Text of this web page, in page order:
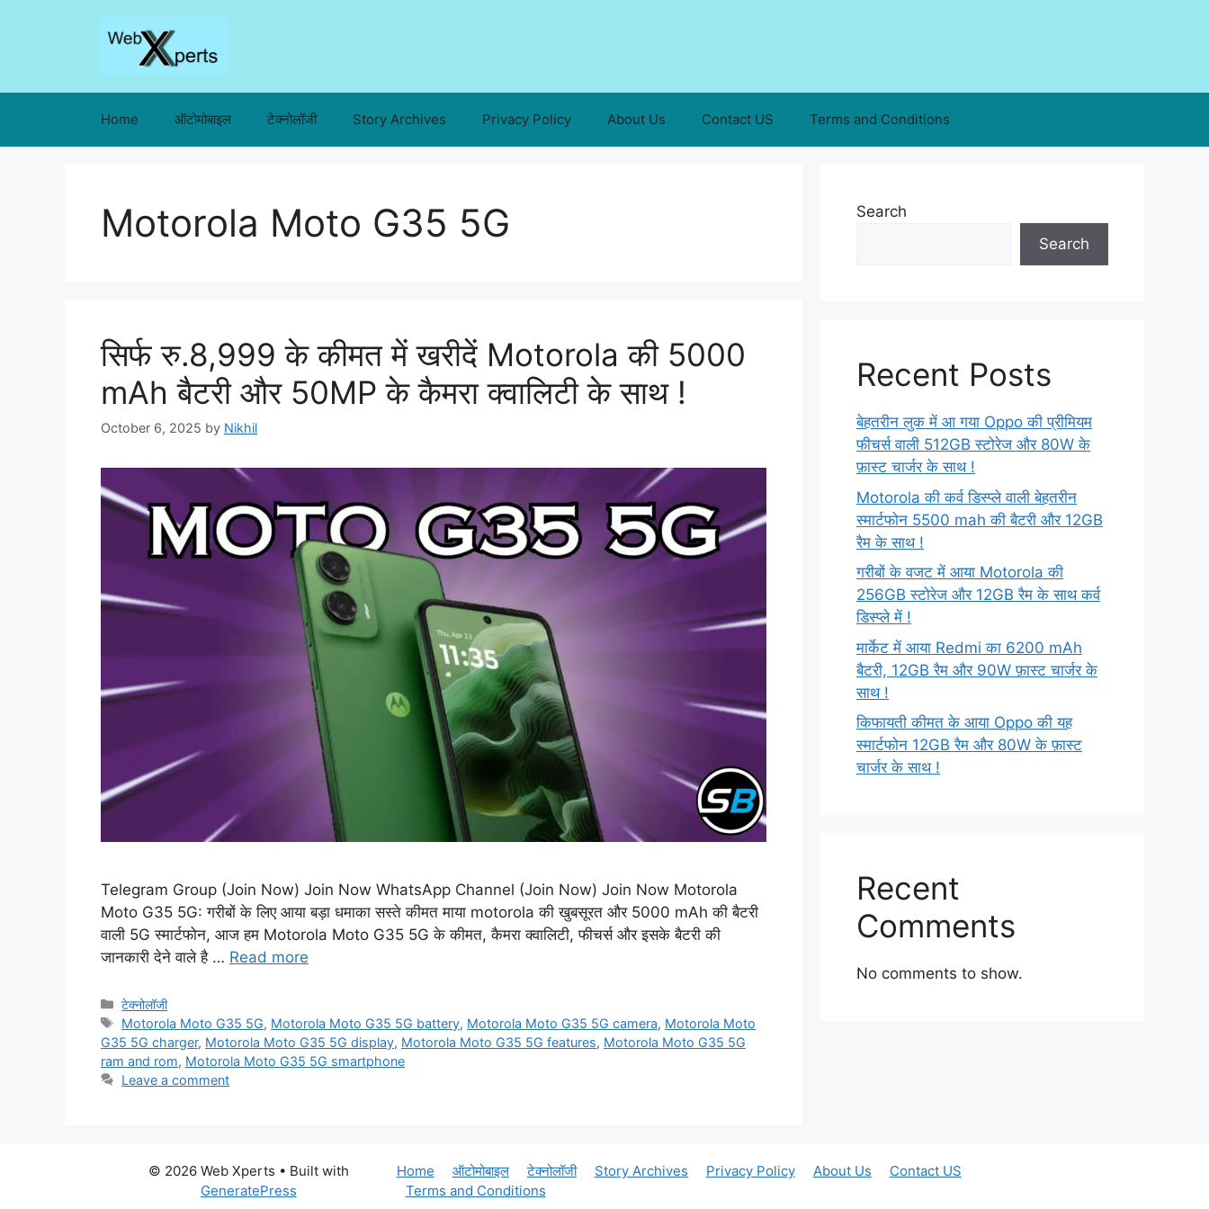
Home ऑटोमोबाइल टेक्नोलॉजी Story Archives Privacy Policy About Us Contact US Terms and Conditions
Motorola Moto G35 5G
सिर्फ रु.8,999 के कीमत में खरीदें Motorola की 5000
mAh बैटरी और 50MP के कैमरा क्वालिटी के साथ !
October 6, 2025 by Nikhil
Telegram Group (Join Now) Join Now WhatsApp Channel (Join Now) Join Now Motorola
Moto G35 5G: गरीबों के लिए आया बड़ा धमाका सस्ते कीमत माया motorola की खुबसूरत और 5000 mAh की बैटरी
वाली 5G स्मार्टफोन, आज हम Motorola Moto G35 5G के कीमत, कैमरा क्वालिटी, फीचर्स और इसके बैटरी की
जानकारी देने वाले है … Read more
Categories
टेक्नोलॉजी
Tags
Motorola Moto G35 5G, Motorola Moto G35 5G battery, Motorola Moto G35 5G camera, Motorola Moto
G35 5G charger, Motorola Moto G35 5G display, Motorola Moto G35 5G features, Motorola Moto G35 5G
ram and rom, Motorola Moto G35 5G smartphone
Leave a comment
Search
Search
Recent Posts
बेहतरीन लुक में आ गया Oppo की प्रीमियम
फीचर्स वाली 512GB स्टोरेज और 80W के
फ़ास्ट चार्जर के साथ !
Motorola की कर्व डिस्प्ले वाली बेहतरीन
स्मार्टफोन 5500 mah की बैटरी और 12GB
रैम के साथ !
गरीबों के वजट में आया Motorola की
256GB स्टोरेज और 12GB रैम के साथ कर्व
डिस्प्ले में !
मार्केट में आया Redmi का 6200 mAh
बैटरी, 12GB रैम और 90W फ़ास्ट चार्जर के
साथ !
किफायती कीमत के आया Oppo की यह
स्मार्टफोन 12GB रैम और 80W के फ़ास्ट
चार्जर के साथ !
Recent
Comments
No comments to show.
Home ऑटोमोबाइल टेक्नोलॉजी Story Archives Privacy Policy About Us
Contact US
Terms and Conditions
© 2026 Web Xperts • Built with
GeneratePress